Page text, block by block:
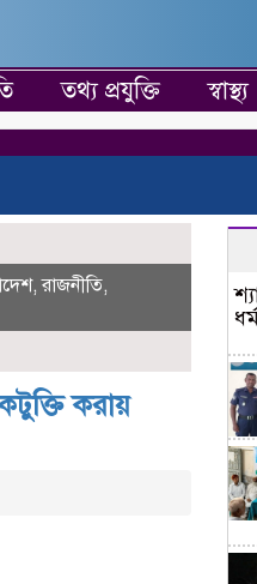
তথ্য প্রযুক্তি স্বাস্থ্য
,রাজনীতি,
করায়